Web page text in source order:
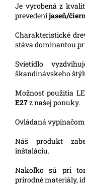
Je vyrobená z
prevedeníjaseň/
Charakteristické
stáva dominantou
Svietidlo
škandinávskeho
Možnosť použitia
E27z našej ponuky.
Ovládaná vypínačom
Náš produkt
inštaláciu.
Nakoľko sú pri
prírodné materiály,